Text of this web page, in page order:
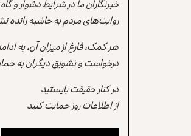
خبرنگاران ما در شرایط دشوار و
روایت‌های مردم به حاشیه رانده
هر کمک، فارغ از میزان آن، به
درخواست و تشویق دیگران به
در کنار حقیقت بایستید
از اطلاعات روز حمایت کنید